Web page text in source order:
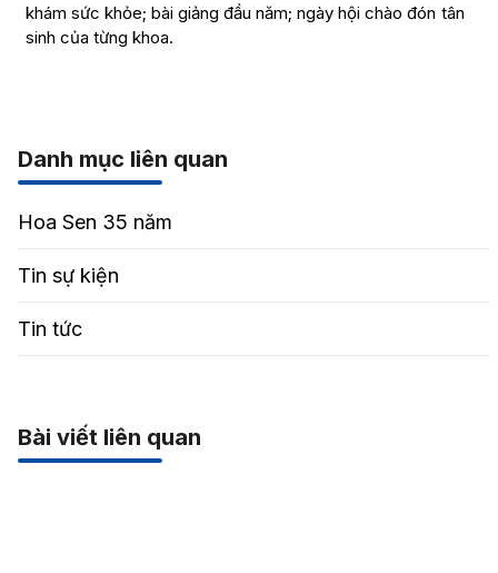
khám sức khỏe; bài giảng đầu năm; ngày hội chào đón tân
sinh của từng khoa.
Danh mục liên quan
Hoa Sen 35 năm
Tin sự kiện
Tin tức
Bài viết liên quan